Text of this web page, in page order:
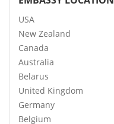
USA
New Zealand
Canada
Australia
Belarus
United Kingdom
Germany
Belgium